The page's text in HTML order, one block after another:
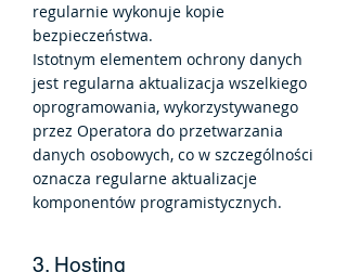
regularnie wykonuje kopie
bezpieczeństwa.
Istotnym elementem ochrony danych
jest regularna aktualizacja wszelkiego
oprogramowania, wykorzystywanego
przez Operatora do przetwarzania
danych osobowych, co w szczególności
oznacza regularne aktualizacje
komponentów programistycznych.
3. Hosting